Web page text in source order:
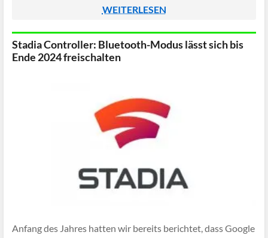
Schrottplatz verschont.
WEITERLESEN
Stadia Controller: Bluetooth-Modus lässt sich bis
Ende 2024 freischalten
Anfang des Jahres hatten wir bereits berichtet, dass Google